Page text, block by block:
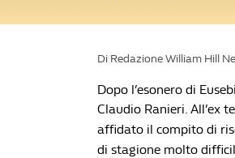
Di Redazione William Hill
Dopo l’esonero di
Claudio Ranieri. All’ex
affidato il compito di
di stagione molto